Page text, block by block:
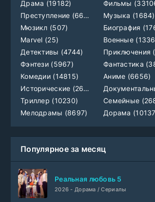
Связанные судьбой
1 сезон
1-
Шатёр чародея
1 сезон
Драма (19182)
Фильмы
Преступление (6609)
Музыка (1684)
Мюзикл (507)
Биография
Marvel (25)
Военные
Детективы (4744)
Приключения
Фэнтези (5967)
Фантастика
Комедии (14815)
Аниме (6656)
Исторические (2658)
Триллер (10230)
Семейные
Мелодрамы (8697)
Дорама
Популярное за месяц
Реальная любовь 5
2026 - Дорама / Сериалы